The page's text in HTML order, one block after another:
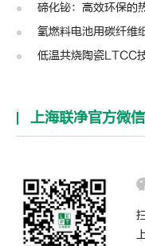
碲化铋：高效环保的
氢燃料电池用碳纤维
低温共烧陶瓷LTCC
上海联净官方微信